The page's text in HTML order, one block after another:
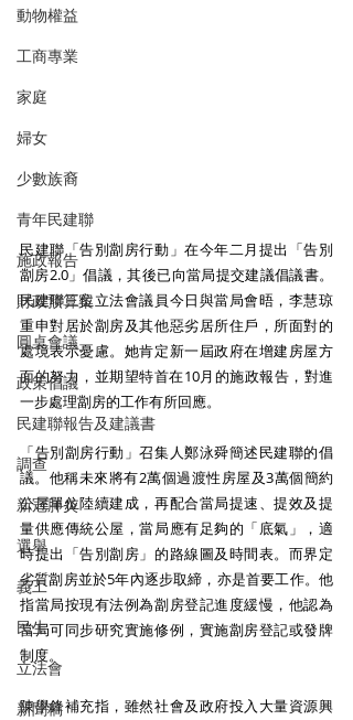
動物權益
工商專業
家庭
婦女
少數族裔
青年民建聯
施政報告
財政預算案
圓桌會議
政策倡議
民建聯報告及建議書
調查
新冠肺炎
選舉
義工
民生
立法會
新聞稿
民建聯「告別劏房行動」在今年二月提出「告別
劏房2.0」倡議，其後已向當局提交建議倡議書。
民建聯三位立法會議員今日與當局會晤，李慧琼
重申對居於劏房及其他惡劣居所住戶，所面對的
處境表示憂慮。她肯定新一屆政府在增建房屋方
面的努力，並期望特首在10月的施政報告，對進
一步處理劏房的工作有所回應。
「告別劏房行動」召集人鄭泳舜簡述民建聯的倡
議。他稱未來將有2萬個過渡性房屋及3萬個簡約
公屋單位陸續建成，再配合當局提速、提效及提
量供應傳統公屋，當局應有足夠的「底氣」，適
時提出「告別劏房」的路線圖及時間表。而界定
劣質劏房並於5年內逐步取締，亦是首要工作。他
指當局按現有法例為劏房登記進度緩慢，他認為
當局可同步研究實施修例，實施劏房登記或發牌
制度。
陳學鋒補充指，雖然社會及政府投入大量資源興